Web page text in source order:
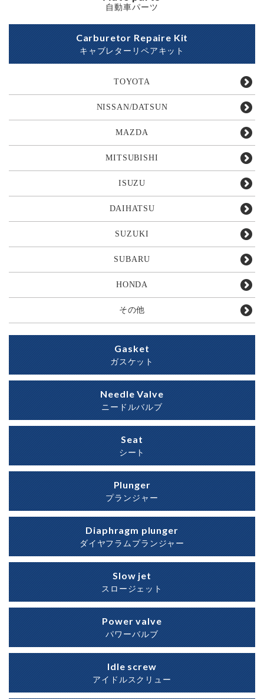
自動車パーツ
Carburetor Repaire Kit
キャブレターリペアキット
TOYOTA
NISSAN/DATSUN
MAZDA
MITSUBISHI
ISUZU
DAIHATSU
SUZUKI
SUBARU
HONDA
その他
Gasket
ガスケット
Needle Valve
ニードルバルブ
Seat
シート
Plunger
プランジャー
Diaphragm plunger
ダイヤフラムプランジャー
Slow jet
スロージェット
Power valve
パワーバルブ
Idle screw
アイドルスクリュー